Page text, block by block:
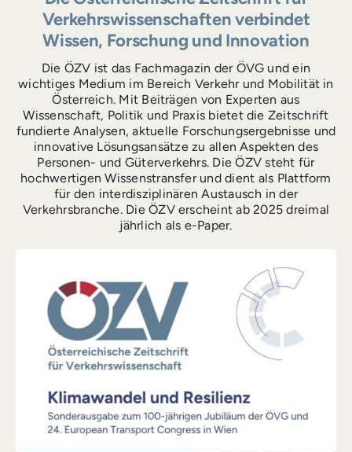
Verkehrswissenschaften verbindet
Wissen, Forschung und Innovation
Die ÖZV ist das Fachmagazin der ÖVG und ein
wichtiges Medium im Bereich Verkehr und Mobilität in
Österreich. Mit Beiträgen von Experten aus
Wissenschaft, Politik und Praxis bietet die Zeitschrift
fundierte Analysen, aktuelle Forschungsergebnisse und
innovative Lösungsansätze zu allen Aspekten des
Personen- und Güterverkehrs. Die ÖZV steht für
hochwertigen Wissenstransfer und dient als Plattform
für den interdisziplinären Austausch in der
Verkehrsbranche. Die ÖZV erscheint ab 2025 dreimal
jährlich als e-Paper.